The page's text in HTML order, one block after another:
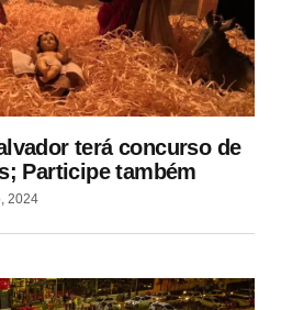
terá concurso de
Participe também
2024